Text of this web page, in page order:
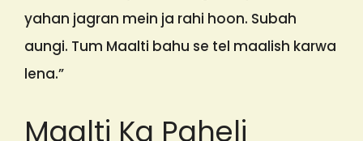
yahan jagran mein ja rahi hoon. Subah
aungi. Tum Maalti bahu se tel maalish karwa
lena.”
Maalti Ka Paheli